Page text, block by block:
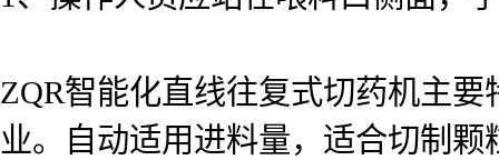
ZQR智能化直线往复式切药机主
业。自动适用进料量，适合切制